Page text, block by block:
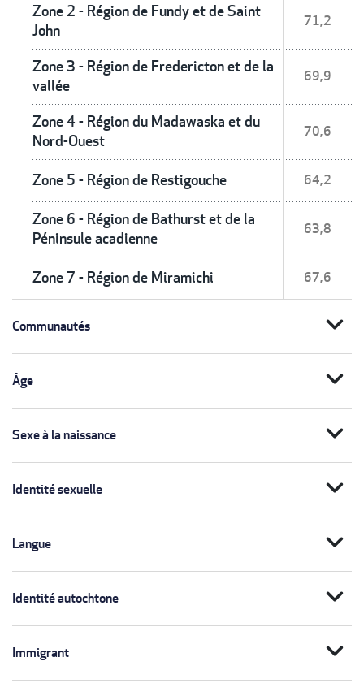
Zone 2 - Région de Fundy et de Saint
John
71,2
Zone 3 - Région de Fredericton et de la
vallée
69,9
Zone 4 - Région du Madawaska et du
Nord-Ouest
70,6
Zone 5 - Région de Restigouche 64,2
Zone 6 - Région de Bathurst et de la
Péninsule acadienne
63,8
Zone 7 - Région de Miramichi 67,6
Communautés expand_more
Âge expand_more
Sexe à la naissance expand_more
Identité sexuelle expand_more
Langue expand_more
Identité autochtone expand_more
Immigrant expand_more